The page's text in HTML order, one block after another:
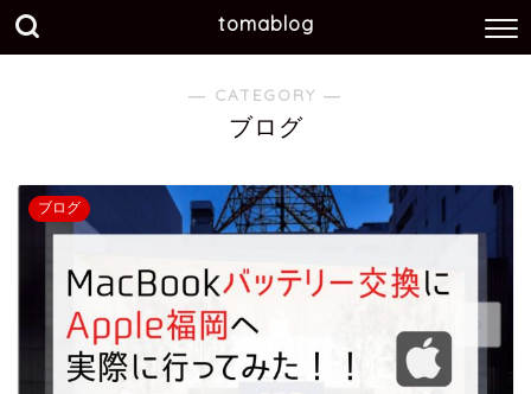
tomablog
― CATEGORY ―
ブログ
ブログ